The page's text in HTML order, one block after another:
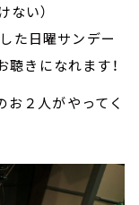
ない）
た日曜サンデー
きになれます！
お２人がやってく